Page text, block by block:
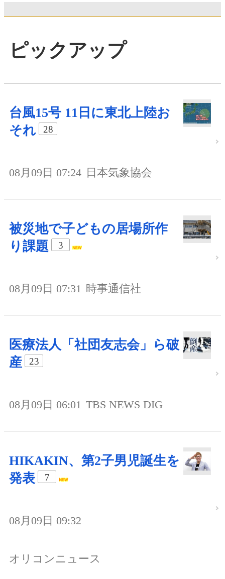
ピックアップ
台風15号 11日に東北上陸お
それ
28
08月09日 07:24 日本気象協会
被災地で子どもの居場所作
り課題
3
08月09日 07:31 時事通信社
医療法人「社団友志会」ら破
産
23
08月09日 06:01 TBS NEWS DIG
HIKAKIN、第2子男児誕生を
発表
7
08月09日 09:32
オリコンニュース